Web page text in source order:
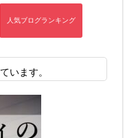
います。